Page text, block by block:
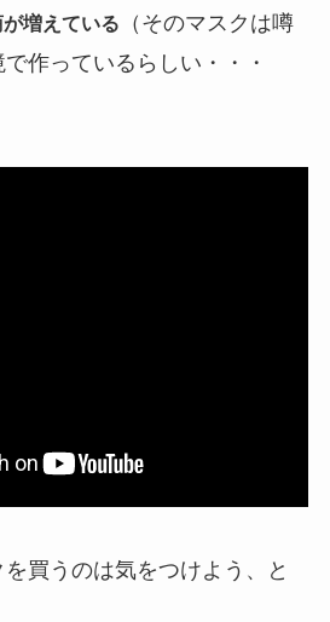
が増えている （そのマスクは噂
作っているらしい・・・
買うのは気をつけよう、と